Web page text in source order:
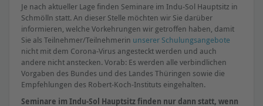
Je nach aktueller Lage finden Seminare im Indu-Sol Hauptsitz in
Schmölln statt. An dieser Stelle möchten wir Sie darüber
informieren, welche Vorkehrungen wir getroffen haben, damit
Sie als Teilnehmer/Teilnehmerin unserer Schulungsangebote
nicht mit dem Corona-Virus angesteckt werden und auch
andere nicht anstecken. Vorab: Es werden alle verbindlichen
Vorgaben des Bundes und des Landes Thüringen sowie die
Empfehlungen des Robert-Koch-Instituts eingehalten.
Seminare im Indu-Sol Hauptsitz finden nur dann statt, wenn